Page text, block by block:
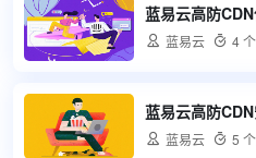
 蓝易云  4
蓝易云高防
 蓝易云  5